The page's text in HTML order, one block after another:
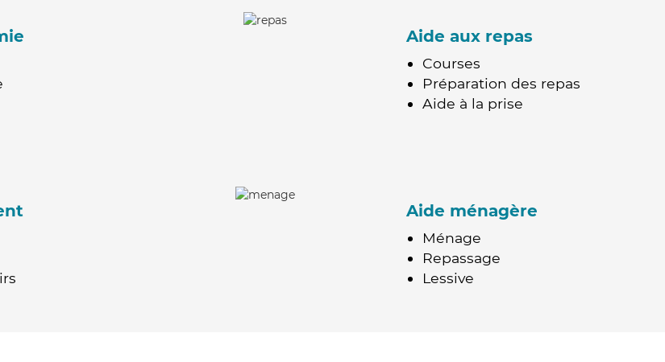
Aide aux repas
Courses
Préparation des repas
Aide à la prise
Aide ménagère
Ménage
Repassage
Lessive